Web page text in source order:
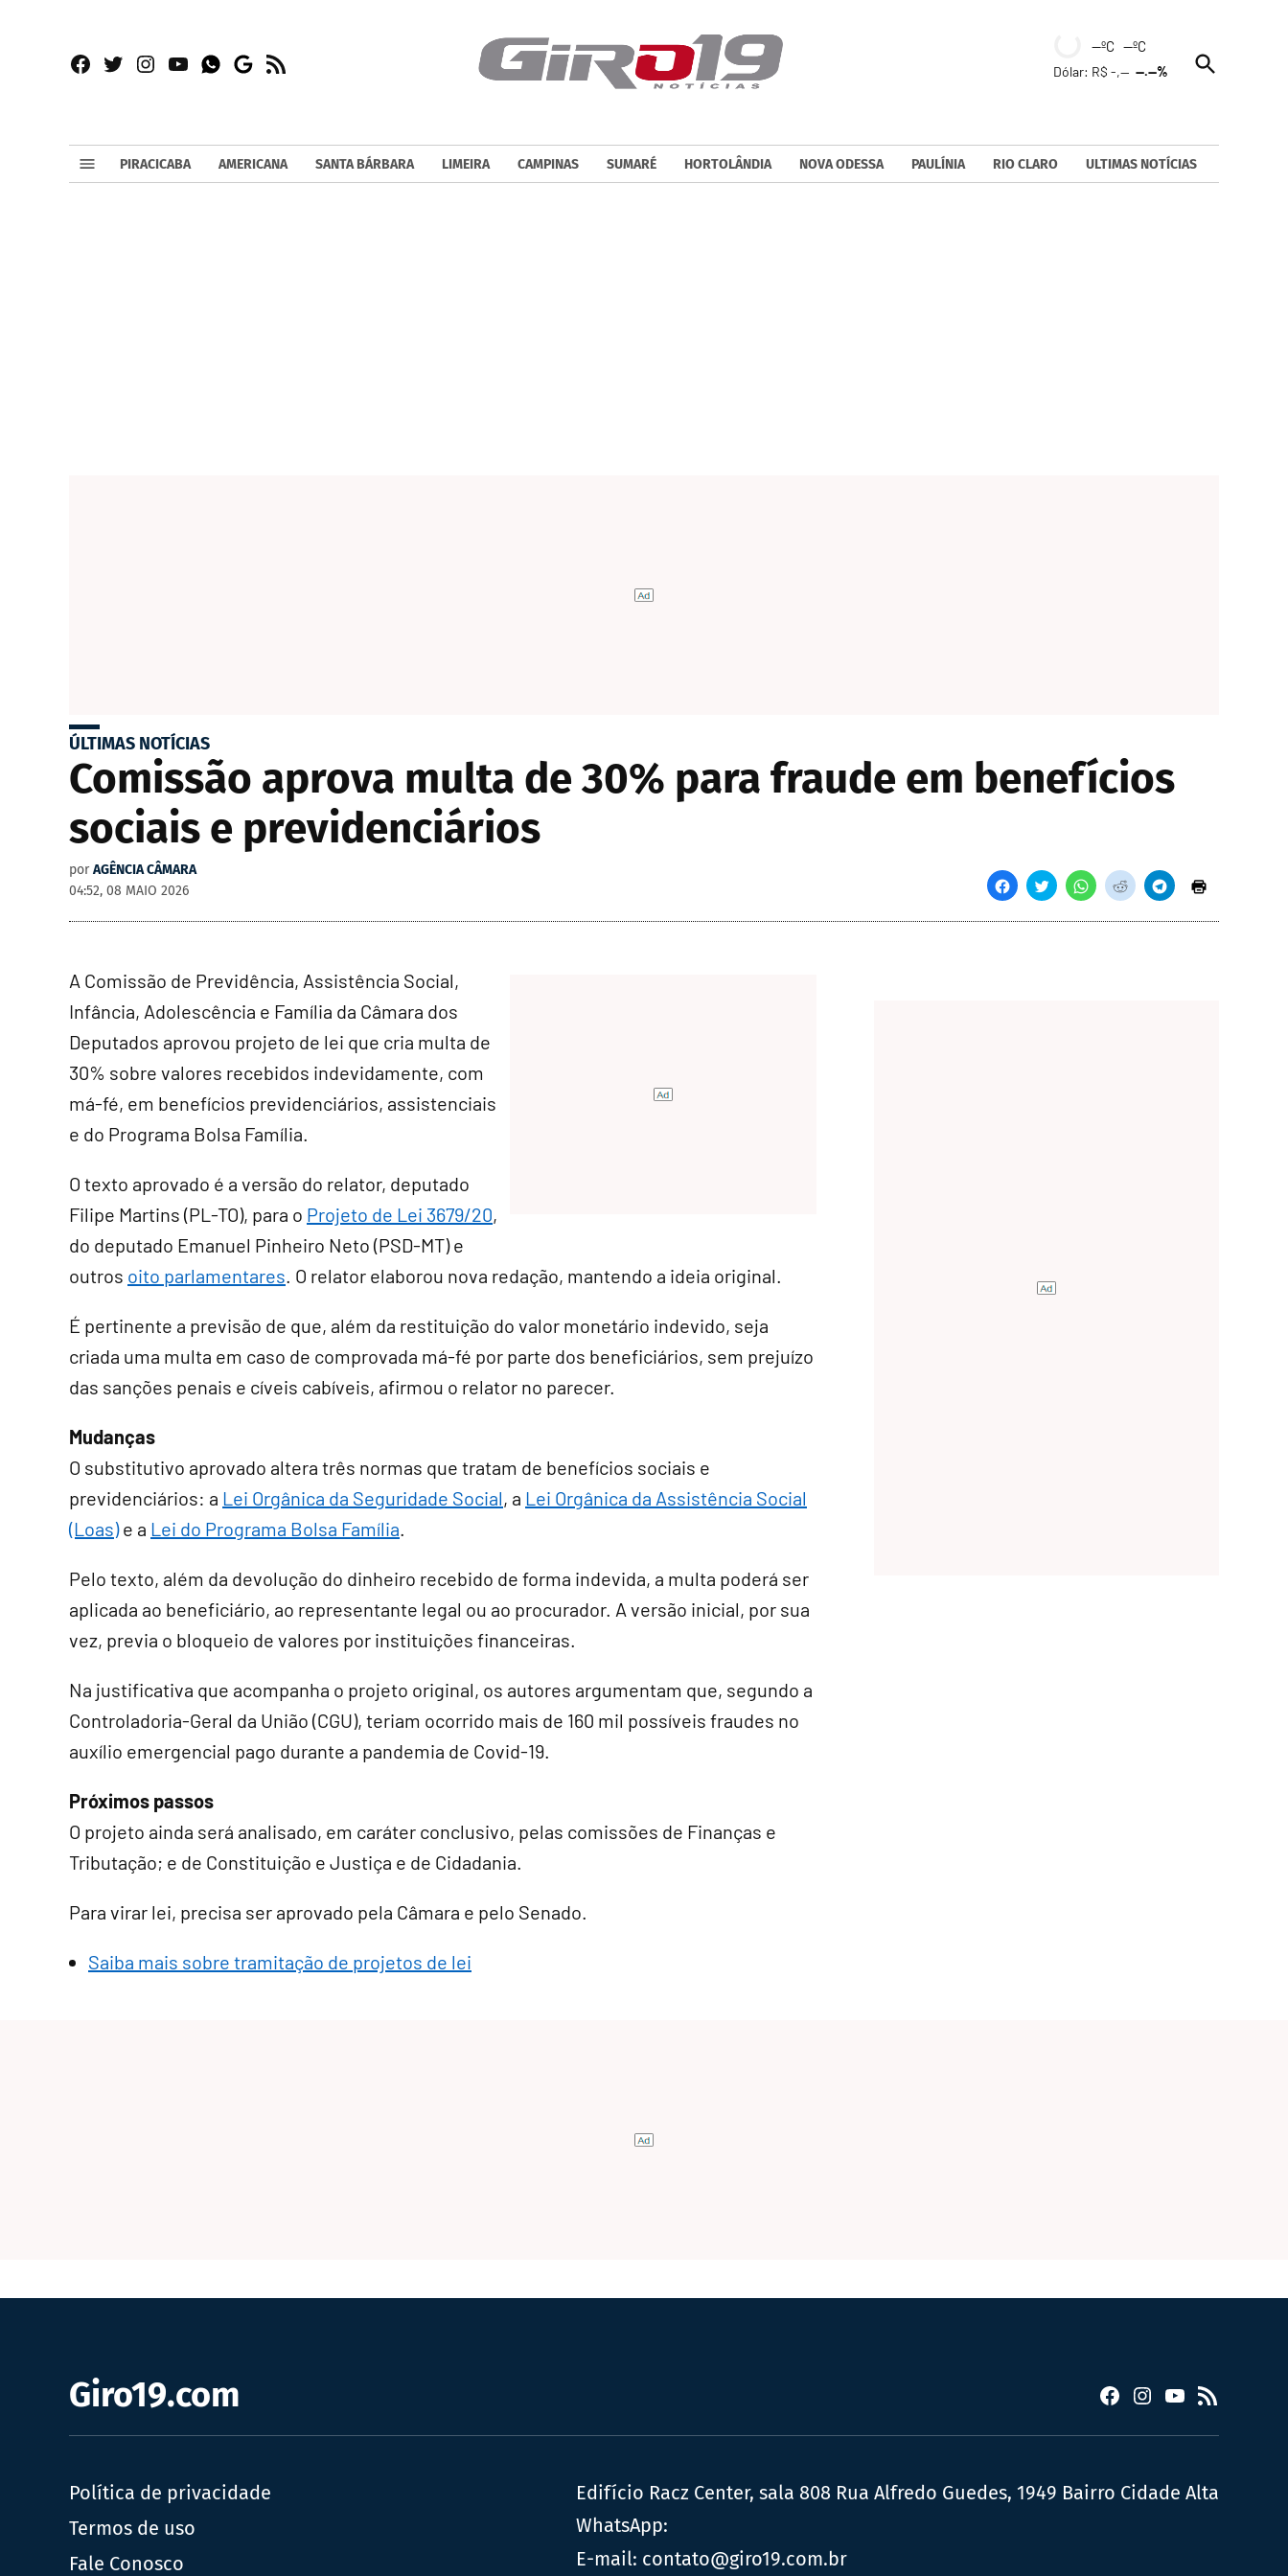
Facebook
TwitterInstagram
YouTubeWhatsapp
Google
RSS
--ºC --ºC
Dólar: R$ -,----.--%
Open
Search
PIRACICABA AMERICANA SANTA BÁRBARA LIMEIRA CAMPINAS SUMARÉ HORTOLÂNDIA NOVA ODESSA PAULÍNIA RIO CLARO ULTIMAS NOTÍCIAS
ÚLTIMAS NOTÍCIAS
Comissão aprova multa de 30% para fraude em benefícios
sociais e previdenciários
por AGÊNCIA CÂMARA
04:52, 08 MAIO 2026
A Comissão de Previdência, Assistência Social,
Infância, Adolescência e Família da Câmara dos
Deputados aprovou projeto de lei que cria multa de
30% sobre valores recebidos indevidamente, com
má-fé, em benefícios previdenciários, assistenciais
e do Programa Bolsa Família.
O texto aprovado é a versão do relator, deputado
Filipe Martins (PL-TO), para o Projeto de Lei 3679/20,
do deputado Emanuel Pinheiro Neto (PSD-MT) e
outros oito parlamentares. O relator elaborou nova redação, mantendo a ideia original.
É pertinente a previsão de que, além da restituição do valor monetário indevido, seja
criada uma multa em caso de comprovada má-fé por parte dos beneficiários, sem prejuízo
das sanções penais e cíveis cabíveis, afirmou o relator no parecer.
Mudanças
O substitutivo aprovado altera três normas que tratam de benefícios sociais e
previdenciários: a Lei Orgânica da Seguridade Social, a Lei Orgânica da Assistência Social
(Loas)e a Lei do Programa Bolsa Família.
Pelo texto, além da devolução do dinheiro recebido de forma indevida, a multa poderá ser
aplicada ao beneficiário, ao representante legal ou ao procurador. A versão inicial, por sua
vez, previa o bloqueio de valores por instituições financeiras.
Na justificativa que acompanha o projeto original, os autores argumentam que, segundo a
Controladoria-Geral da União (CGU), teriam ocorrido mais de 160 mil possíveis fraudes no
auxílio emergencial pago durante a pandemia de Covid-19.
Próximos passos
O projeto ainda será analisado, em caráter conclusivo, pelas comissões de Finanças e
Tributação; e de Constituição e Justiça e de Cidadania.
Para virar lei, precisa ser aprovado pela Câmara e pelo Senado.
Saiba mais sobre tramitação de projetos de lei
Giro19.com Facebook
Instagram
YouTube
RSS
Política de privacidade
Termos de uso
Fale Conosco
Edifício Racz Center, sala 808 Rua Alfredo Guedes, 1949 Bairro Cidade Alta
WhatsApp:
E-mail: contato@giro19.com.br